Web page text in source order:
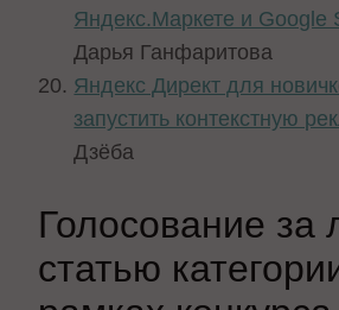
Яндекс.Маркете и Google
Дарья Ганфаритова
Яндекс Директ для
запустить контекстную
Дзёба